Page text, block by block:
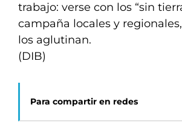
trabajo: verse con los “sin
campaña locales y
los aglutinan.
(DIB)
Para compartir en redes